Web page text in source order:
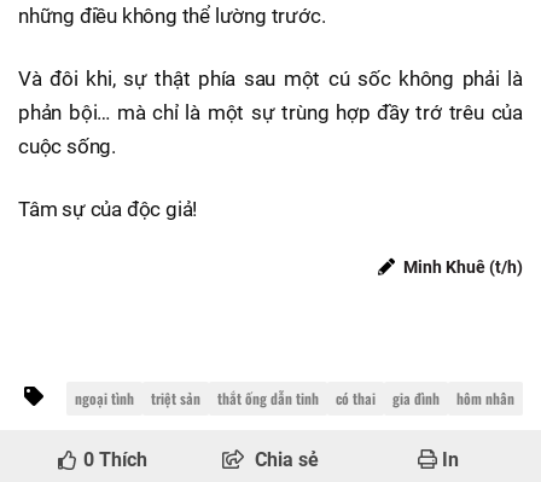
những điều không thể lường trước.
Và đôi khi, sự thật phía sau một cú sốc không phải là
phản bội… mà chỉ là một sự trùng hợp đầy trớ trêu của
cuộc sống.
Tâm sự của độc giả!
Minh Khuê (t/h)
ngoại tình triệt sản thắt ống dẫn tinh có thai gia đình hôm nhân
0 Thích Chia sẻ In